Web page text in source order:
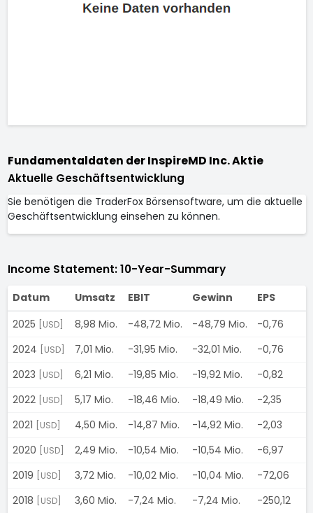
Fundamentaldaten der InspireMD Inc. Aktie
Aktuelle Geschäftsentwicklung
Sie benötigen die TraderFox Börsensoftware, um die aktuelle
Geschäftsentwicklung einsehen zu können.
Income Statement: 10-Year-Summary
Datum Umsatz EBIT Gewinn
EPS
2025
[USD] 8,98 Mio. -48,72 Mio. -48,79 Mio.
-0,76
2024
[USD] 7,01 Mio. -31,95 Mio. -32,01 Mio.
-0,76
2023
[USD] 6,21 Mio. -19,85 Mio. -19,92 Mio.
-0,82
2022
[USD] 5,17 Mio. -18,46 Mio. -18,49 Mio.
-2,35
2021
[USD] 4,50 Mio. -14,87 Mio. -14,92 Mio.
-2,03
2020
[USD] 2,49 Mio. -10,54 Mio. -10,54 Mio.
-6,97
2019
[USD] 3,72 Mio. -10,02 Mio. -10,04 Mio.
-72,06
2018
[USD] 3,60 Mio. -7,24 Mio. -7,24 Mio.
-250,12